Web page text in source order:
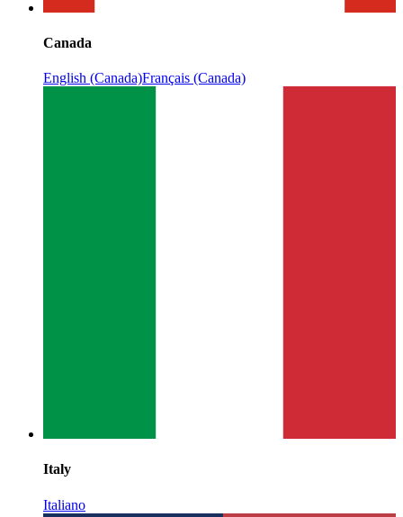
Canada
English (Canada)Français (Canada)
Italy
Italiano